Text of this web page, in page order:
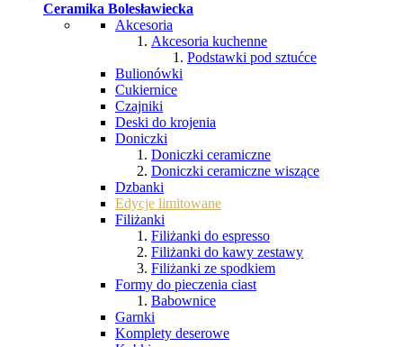
Ceramika Bolesławiecka
Akcesoria
Akcesoria kuchenne
Podstawki pod sztućce
Bulionówki
Cukiernice
Czajniki
Deski do krojenia
Doniczki
Doniczki ceramiczne
Doniczki ceramiczne wiszące
Dzbanki
Edycje limitowane
Filiżanki
Filiżanki do espresso
Filiżanki do kawy zestawy
Filiżanki ze spodkiem
Formy do pieczenia ciast
Babownice
Garnki
Komplety deserowe